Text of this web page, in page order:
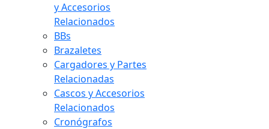
y Accesorios
Relacionados
BBs
Brazaletes
Cargadores y Partes
Relacionadas
Cascos y Accesorios
Relacionados
Cronógrafos